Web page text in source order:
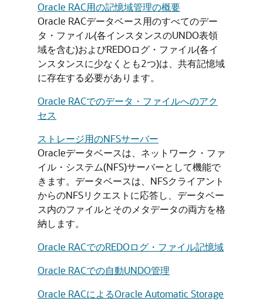
Oracle RAC用の記憶域管理の概要
Oracle RACデータベース用のすべてのデー
タ・ファイル(各インスタンスのUNDO表領
域を含む)およびREDOログ・ファイル(各イ
ンスタンスに少なくとも2つ)は、共有記憶域
に存在する必要があります。
Oracle RACでのデータ・ファイルへのアク
セス
ストレージ用のNFSサーバー
Oracleデータベースは、ネットワーク・ファ
イル・システム(NFS)サーバーとして機能で
きます。データベースは、NFSクライアント
からのNFSリクエストに応答し、データベー
ス内のファイルとそのメタデータの両方を格
納します。
Oracle RACでのREDOログ・ファイル記憶域
Oracle RACでの自動UNDO管理
Oracle RACによるOracle Automatic Storage